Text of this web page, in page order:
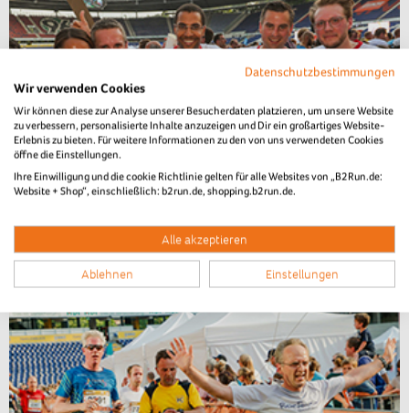
Datenschutzbestimmungen
Wir verwenden Cookies
Wir können diese zur Analyse unserer Besucherdaten platzieren, um unsere Website
zu verbessern, personalisierte Inhalte anzuzeigen und Dir ein großartiges Website-
Erlebnis zu bieten. Für weitere Informationen zu den von uns verwendeten Cookies
öffne die Einstellungen.
Ihre Einwilligung und die cookie Richtlinie gelten für alle Websites von „B2Run.de:
Website + Shop“, einschließlich: b2run.de, shopping.b2run.de.
Alle akzeptieren
Ablehnen Einstellungen